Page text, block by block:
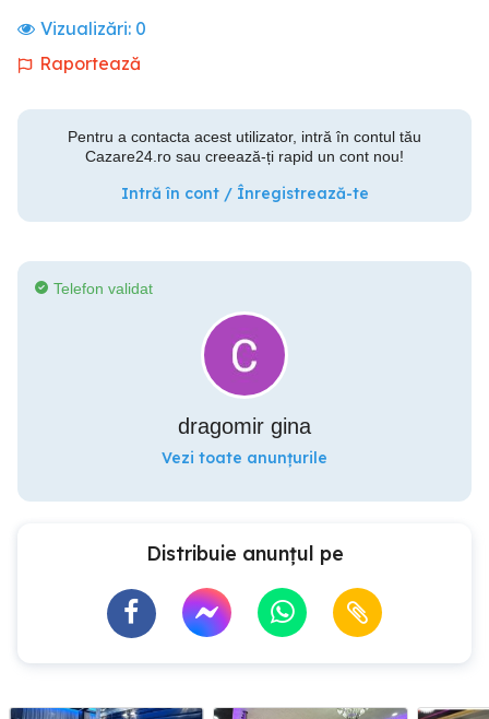
Vizualizări: 0
Raportează
Pentru a contacta acest utilizator, intră în contul tău
Cazare24.ro sau creează-ți rapid un cont nou!
Intră în cont / Înregistrează-te
Telefon validat
dragomir gina
Vezi toate anunțurile
Distribuie anunțul pe